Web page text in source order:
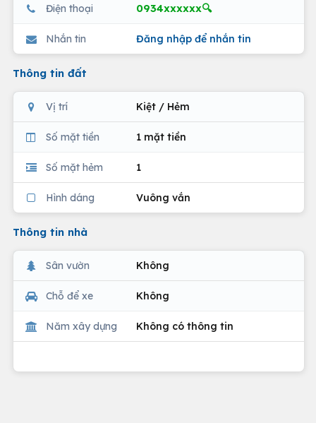
Điện thoại 0934xxxxxx🔍
Nhắn tin Đăng nhập để nhắn tin
Thông tin đất
Vị trí Kiệt / Hẻm
Số mặt tiền 1 mặt tiền
Số mặt hẻm 1
Hình dáng Vuông vắn
Thông tin nhà
Sân vườn Không
Chỗ để xe Không
Năm xây dựng Không có thông tin